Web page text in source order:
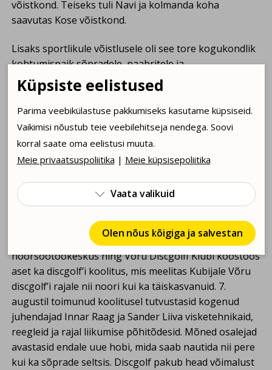
võistkond. Teiseks tuli Navi ja kolmanda koha
saavutas Kose võistkond.
Lisaks sportlikule võistlusele oli see tore kogukondlik
kohtumispaik sõpradele, naabritele ja
korvpallisõbradele. Suur tänu kõikidele osalejatele,
küladele, kaasaelajatele ja abilistele – koos tegime
sellest ühe tõeliselt ägeda korvpalliõhtu! Täname
Võrumaa spordiliitu toetuse ja kaasamõtlemise eest,
mis aitas turniiri ladusalt läbi viia ning sündmuse
toetajaid Võrumaa toidukeskust ja Pro Optikat.
Augustis leidis Võru valla, Võru valla kultuuri- ja
noorsootöökeskus ning Võru Discgolfi Klubi koostöös
aset ka discgolf’i koolitus, mis meelitas Kubijale Võru
discgolf’i rajale nii noori kui ka täiskasvanuid. 7.
augustil toimunud koolitusel tutvustasid kogenud
juhendajad Innar Raag ja Sander Liiva visketehnikaid,
reegleid ja rajal liikumise põhitõdesid. Mõned osalejad
avastasid endale uue hobi, mida saab nautida nii pere
kui ka sõprade seltsis. Discgolf pakub head võimalust
Küpsiste eelistused
Parima veebikülastuse pakkumiseks kasutame küpsiseid.
Vaikimisi nõustub teie veebilehitseja nendega. Soovi
korral saate oma eelistusi muuta.
Meie privaatsuspoliitika | Meie küpsisepoliitika
 Vaata valikuid
Olen nõus kõigiga ja salvestan